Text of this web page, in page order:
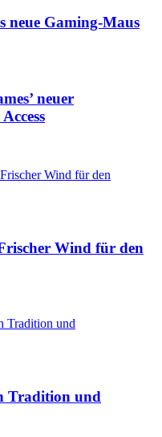
neue Gaming-Maus
neuer
Wind für den
Tradition und